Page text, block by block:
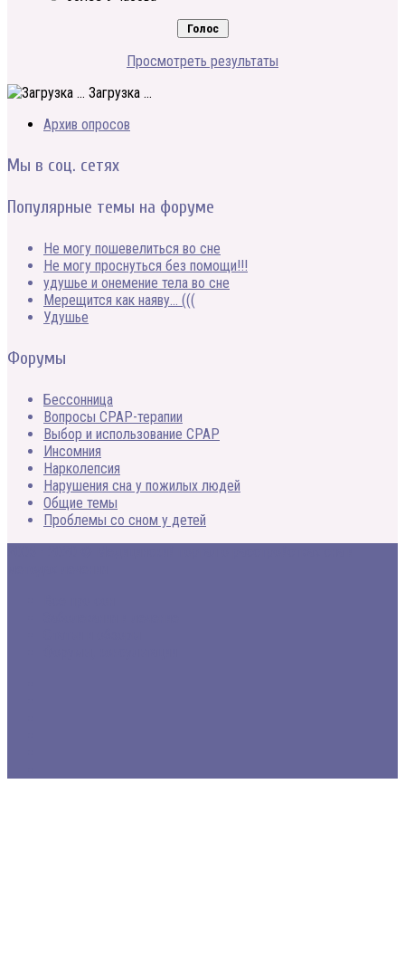
Просмотреть результаты
Загрузка ...
Архив опросов
Мы в соц. сетях
Популярные темы на форуме
Не могу пошевелиться во сне
Не могу проснуться без помощи!!!
удушье и онемение тела во сне
Мерещится как наяву… (((
Удушье
Форумы
Бессонница
Вопросы CPAP-терапии
Выбор и использование CPAP
Инсомния
Нарколепсия
Нарушения сна у пожилых людей
Общие темы
Проблемы со сном у детей